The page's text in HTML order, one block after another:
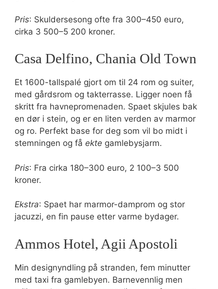
Pris: Skuldersesong ofte fra 300–450 euro,
cirka 3 500–5 200 kroner.
Casa Delfino, Chania Old Town
Et 1600-tallspalé gjort om til 24 rom og suiter,
med gårdsrom og takterrasse. Ligger noen få
skritt fra havnepromenaden. Spaet skjules bak
en dør i stein, og er en liten verden av marmor
og ro. Perfekt base for deg som vil bo midt i
stemningen og få ekte gamlebysjarm.
Pris: Fra cirka 180–300 euro, 2 100–3 500
kroner.
Ekstra: Spaet har marmor-damprom og stor
jacuzzi, en fin pause etter varme bydager.
Ammos Hotel, Agii Apostoli
Min designyndling på stranden, fem minutter
med taxi fra gamlebyen. Barnevennlig men